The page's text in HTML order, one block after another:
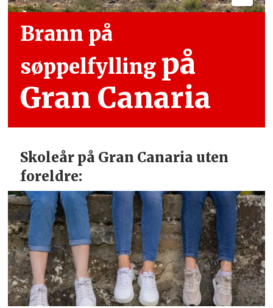
Brann på
søppelfylling på
Gran Canaria
Skoleår på Gran Canaria uten
foreldre: